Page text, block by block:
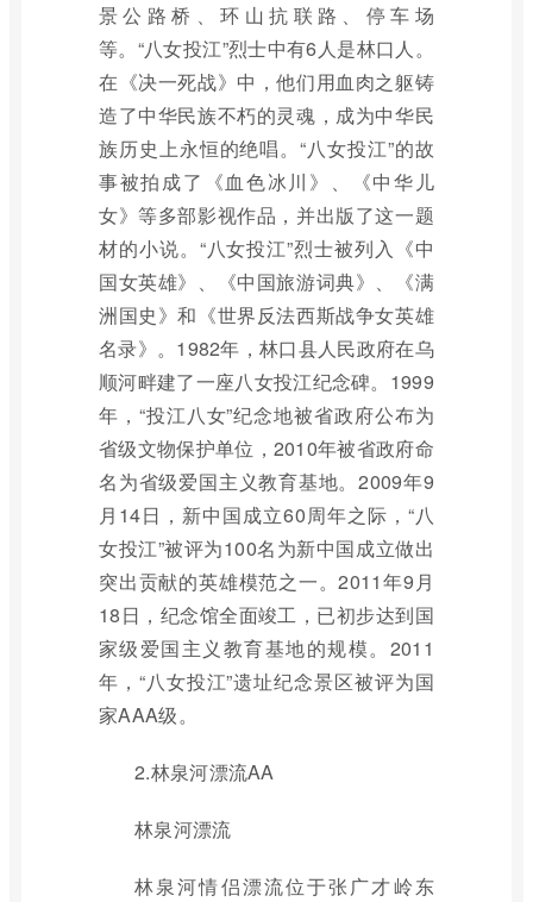
景公路桥、环山抗联路、停车场
等。“八女投江”烈士中有6人是林口人。
在《决一死战》中，他们用血肉之躯铸
造了中华民族不朽的灵魂，成为中华民
族历史上永恒的绝唱。“八女投江”的故
事被拍成了《血色冰川》、《中华儿
女》等多部影视作品，并出版了这一题
材的小说。“八女投江”烈士被列入《中
国女英雄》、《中国旅游词典》、《满
洲国史》和《世界反法西斯战争女英雄
名录》。1982年，林口县人民政府在乌
顺河畔建了一座八女投江纪念碑。1999
年，“投江八女”纪念地被省政府公布为
省级文物保护单位，2010年被省政府命
名为省级爱国主义教育基地。2009年9
月14日，新中国成立60周年之际，“八
女投江”被评为100名为新中国成立做出
突出贡献的英雄模范之一。2011年9月
18日，纪念馆全面竣工，已初步达到国
家级爱国主义教育基地的规模。2011
年，“八女投江”遗址纪念景区被评为国
家AAA级。
2.林泉河漂流AA
林泉河漂流
林泉河情侣漂流位于张广才岭东